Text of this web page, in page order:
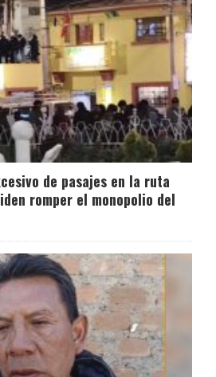
de pasajes en la ruta
romper el monopolio del